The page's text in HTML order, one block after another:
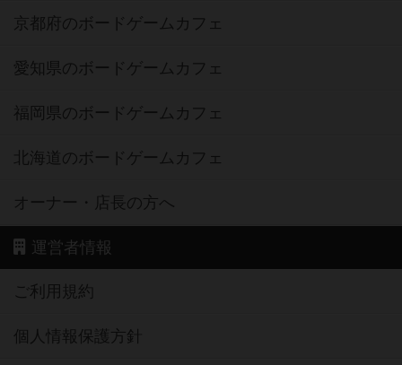
京都府のボードゲームカフェ
愛知県のボードゲームカフェ
福岡県のボードゲームカフェ
北海道のボードゲームカフェ
オーナー・店長の方へ
運営者情報
ご利用規約
個人情報保護方針